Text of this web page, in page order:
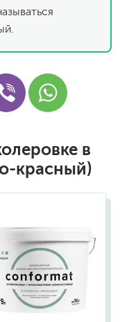
в
красный)